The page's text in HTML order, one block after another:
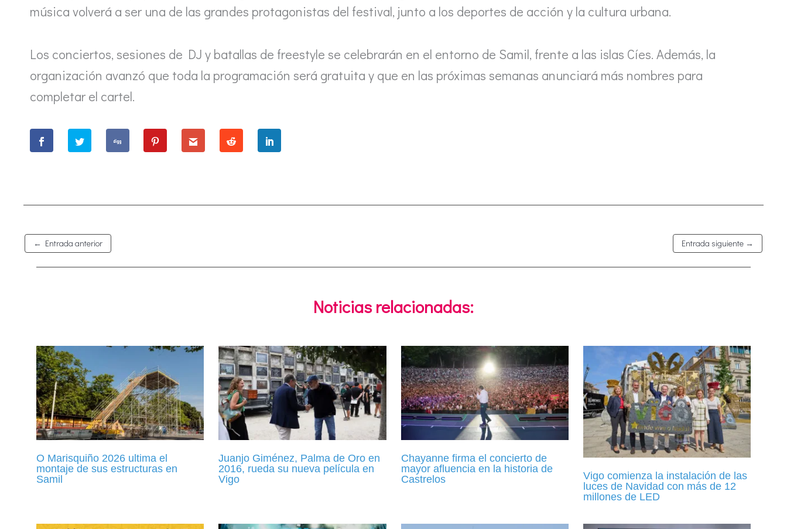
música volverá a ser una de las grandes protagonistas del festival, junto a los deportes de acción y la cultura urbana.
Los conciertos, sesiones de DJ y batallas de freestyle se celebrarán en el entorno de Samil, frente a las islas Cíes. Además, la
organización avanzó que toda la programación será gratuita y que en las próximas semanas anunciará más nombres para
completar el cartel.
← Entrada anterior Entrada siguiente →
Noticias relacionadas:
O Marisquiño 2026 ultima el
montaje de sus estructuras en
Samil
Juanjo Giménez, Palma de Oro en
2016, rueda su nueva película en
Vigo
Chayanne firma el concierto de
mayor afluencia en la historia de
Castrelos
Vigo comienza la instalación de las
luces de Navidad con más de 12
millones de LED